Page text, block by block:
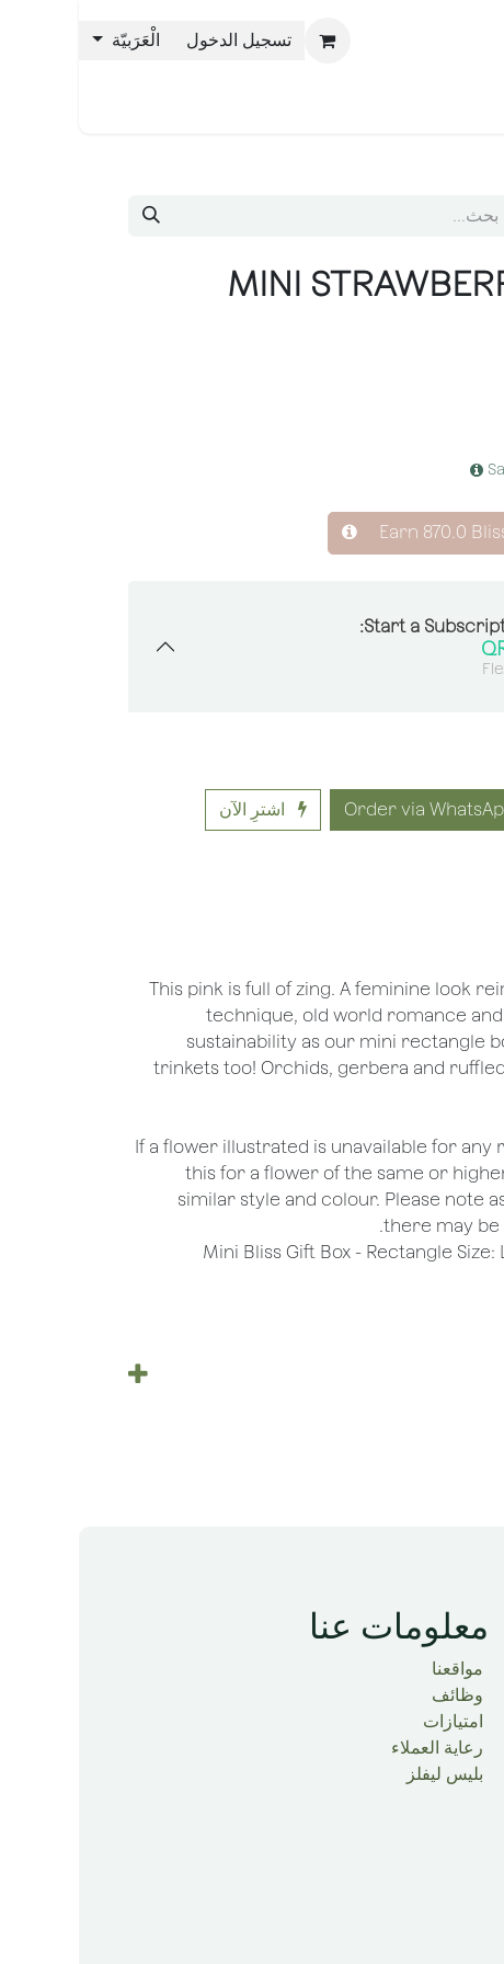
تسجيل الدخول الْعَرَبيّة
MINI
Earn 870.0
Start a
اشترِ الآن
This pink is full of zing. A feminine look
technique, old world romance
sustainability as our mini rectangle
trinkets too! Orchids, gerbera and
*If a flower illustrated is unavailable for any
this for a flower of the same or
similar style and colour. Please note
there may be
معلومات عنا
مواقعنا
وظائف
امتيازات
رعاية العملاء
بليس ليفلز